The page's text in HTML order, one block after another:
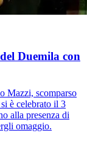
Duemila con
Mazzi, scomparso
è celebrato il 3
alla presenza di
omaggio.